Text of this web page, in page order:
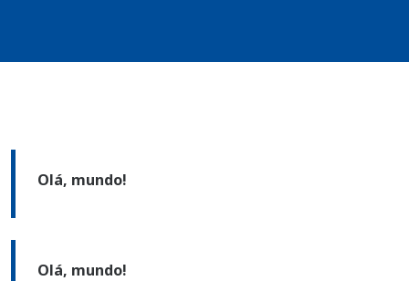
Olá, mundo!
Olá, mundo!